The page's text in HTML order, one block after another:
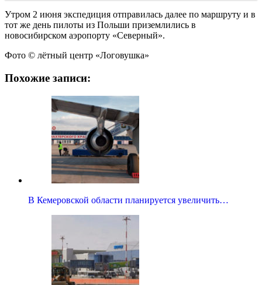
Утром 2 июня экспедиция отправилась далее по маршруту и в
тот же день пилоты из Польши приземлились в
новосибирском аэропорту «Северный».
Фото © лётный центр «Логовушка»
Похожие записи:
В Кемеровской области планируется увеличить…